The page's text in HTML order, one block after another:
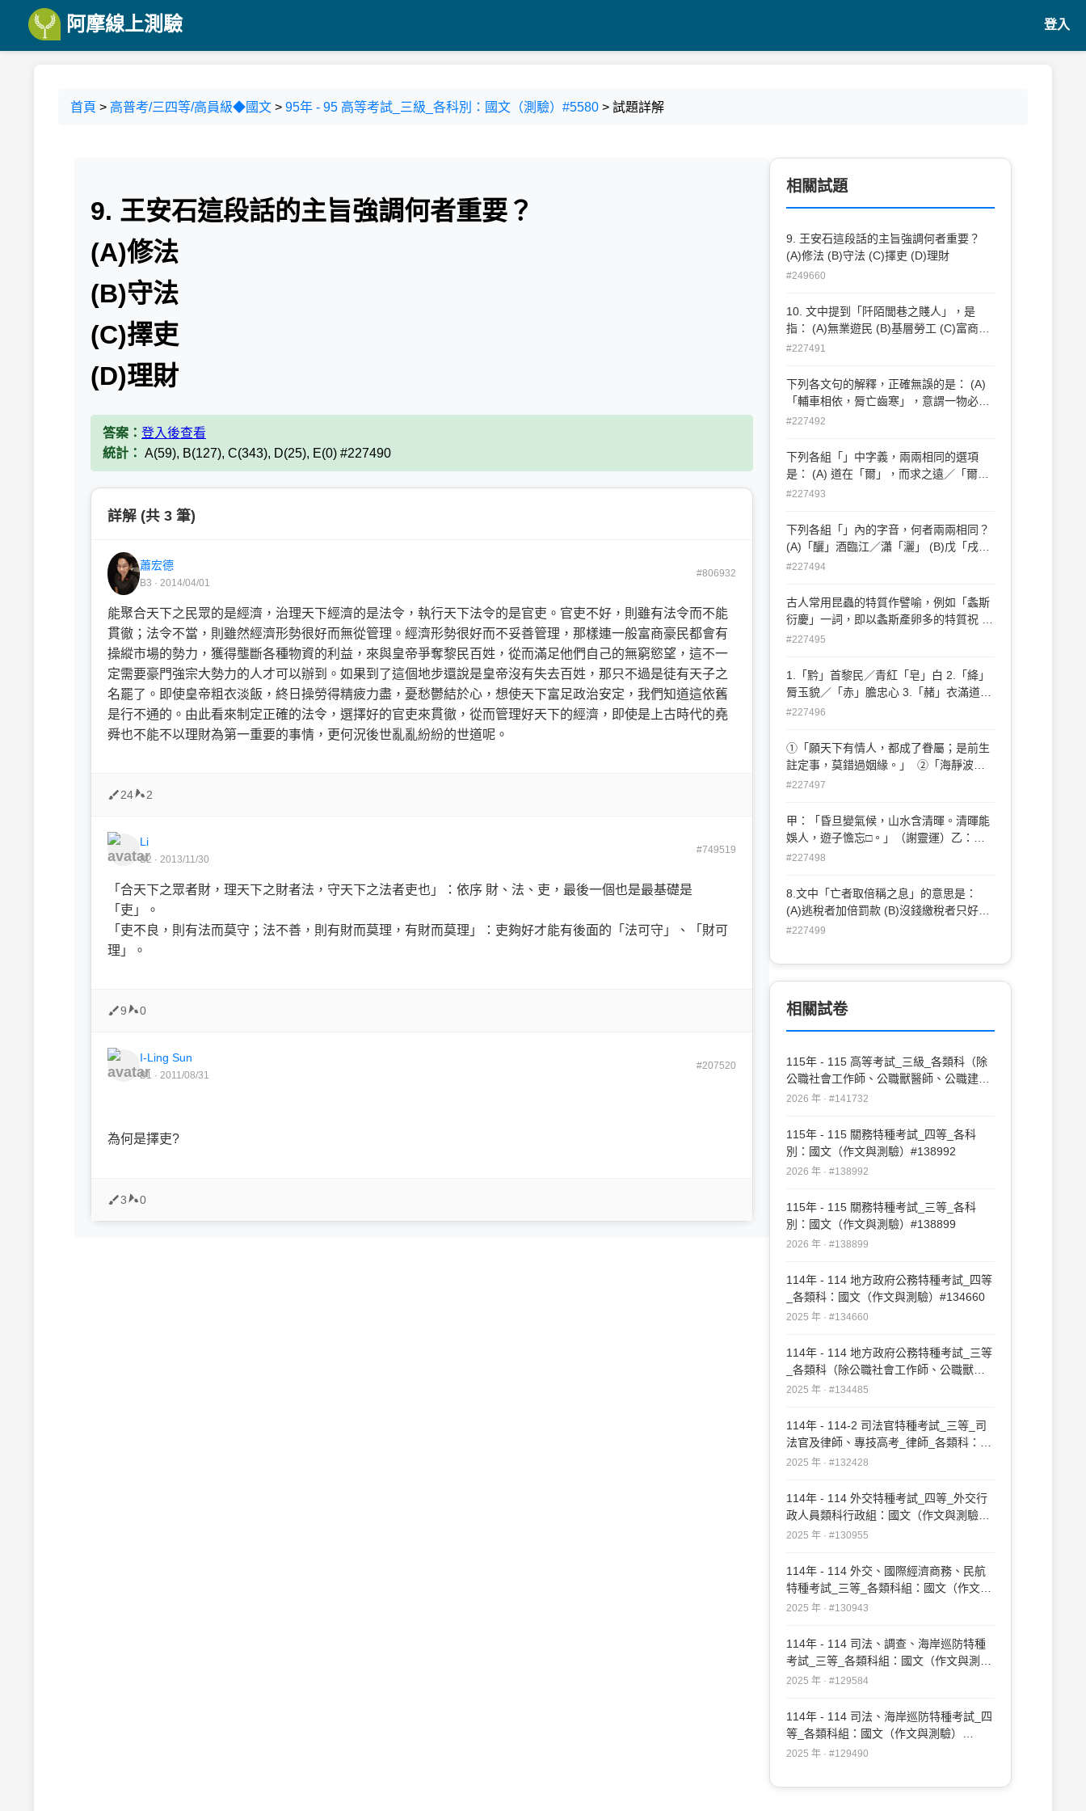
阿摩線上測驗 登入
首頁 > 高普考/三四等/高員級◆國文 > 95年 - 95 高等考試_三級_各科別：國文（測驗）#5580 > 試題詳解
9. 王安石這段話的主旨強調何者重要？
(A)修法
(B)守法
(C)擇吏
(D)理財
答案： 登入後查看
統計： A(59), B(127), C(343), D(25), E(0) #227490
詳解 (共 3 筆)
蕭宏德
B3 · 2014/04/01
#806932
能聚合天下之民眾的是經濟，治理天下經濟的是法令，執行天下法令的是官吏。官吏不好，則雖有法令而不能
貫徹；法令不當，則雖然經濟形勢很好而無從管理。經濟形勢很好而不妥善管理，那樣連一般富商豪民都會有
操縱市場的勢力，獲得壟斷各種物資的利益，來與皇帝爭奪黎民百姓，從而滿足他們自己的無窮慾望，這不一
定需要豪門強宗大勢力的人才可以辦到。如果到了這個地步還說是皇帝沒有失去百姓，那只不過是徒有天子之
名罷了。即使皇帝粗衣淡飯，終日操勞得精疲力盡，憂愁鬱結於心，想使天下富足政治安定，我們知道這依舊
是行不通的。由此看來制定正確的法令，選擇好的官吏來貫徹，從而管理好天下的經濟，即使是上古時代的堯
舜也不能不以理財為第一重要的事情，更何況後世亂亂紛紛的世道呢。
24 2
Li
B2 · 2013/11/30
#749519
「合天下之眾者財，理天下之財者法，守天下之法者吏也」：依序 財、法、吏，最後一個也是最基礎是
「吏」。
「吏不良，則有法而莫守；法不善，則有財而莫理，有財而莫理」：吏夠好才能有後面的「法可守」、「財可
理」。
9 0
I-Ling Sun
B1 · 2011/08/31
#207520
為何是擇吏?
3 0
相關試題
9. 王安石這段話的主旨強調何者重要？
(A)修法 (B)守法 (C)擇吏 (D)理財
#249660
10. 文中提到「阡陌閭巷之賤人」，是
指： (A)無業遊民 (B)基層勞工 (C)富商豪
民 (D)潑皮無賴
#227491
下列各文句的解釋，正確無誤的是： (A)
「輔車相依，脣亡齒寒」，意謂一物必可
剋一物 (B) 「黍稷非馨，明德惟馨」，意
爾類」，意謂大孝者必能養親 (D) 「他人
有心，予忖度之」，意謂能測知他人心意
#227492
下列各組「」中字義，兩兩相同的選項
是： (A) 道在「爾」，而求之遠／「爾」
其無忘乃父之志 (B) 天命之謂性，「率」
縱一葦之所「如」，凌萬頃之茫然／男女
衣著，悉「如」外人 (D) 人之其所親愛而
#227493
下列各組「」內的字音，何者兩兩相同？
(A)「釃」酒臨江／瀟「灑」 (B)戊「戌」
變法／「戍」守 (C)前「仆」後繼／
#227494
古人常用昆蟲的特質作譬喻，例如「螽斯
衍慶」一詞，即以螽斯產卵多的特質祝 福
他人子孫昌盛。下列敘述何者有誤？ (A)
事蜩螗」，就是以蟬鳴聲比喻國事紛擾不
安 (B) 蚍蜉，是指一種大螞蟻，力量微
(D) 蝤蠐是天牛的幼蟲，色白豐美，因此
「領如蝤蠐」是用以形容美女的頸項潔白
#227495
1.「黔」首黎民／青紅「皂」白 2.「絳」
脣玉貌／「赤」膽忠心 3.「赭」衣滿道／
「緇」衣羔裘 4.「紫」氣東來／「丹」楹
地「玄」黃／「白」駒過隙 ___上列各組
詞語「」內的字，所指顏色相同或相近的
#227496
①「願天下有情人，都成了眷屬；是前生
註定事，莫錯過姻緣。」 ②「海靜波
恬， 共仰神光普照；民安物阜，咸沾德被
琵，我欲唱大江東去；春風睡正美，迢遞
珠崖瓊島，更誰憐孤鶴南飛。」 ④「尊
地公／媽祖娘娘／蘇東坡／顏回 (C)月下
老人／媽祖娘娘／蘇東坡／孟子 (D)土地
公／觀音菩薩／關漢卿／子貢
#227497
甲：「昏旦變氣候，山水含清暉。清暉能
娛人，遊子憺忘□。」（謝靈運）乙：
「白日麗飛甍，參差皆可見。餘霞散成
沖塞起，沙礫自飄揚。馬毛縮如蝟，角弓
不可□。」（鮑照）以上詩文，最適合 填
#227498
8.文中「亡者取倍稱之息」的意思是：
(A)逃稅者加倍罰款 (B)沒錢繳稅者只好借
高利貸 (C)稅吏苛暴，死亡者照樣收稅 (D)
#227499
相關試卷
115年 - 115 高等考試_三級_各類科（除
公職社會工作師、公職獸醫師、公職建築
師、公職護理師、公職營養師、公職食品
驗）#141732
2026 年 · #141732
115年 - 115 關務特種考試_四等_各科
別：國文（作文與測驗）#138992
2026 年 · #138992
115年 - 115 關務特種考試_三等_各科
別：國文（作文與測驗）#138899
2026 年 · #138899
114年 - 114 地方政府公務特種考試_四等
_各類科：國文（作文與測驗）#134660
2025 年 · #134660
114年 - 114 地方政府公務特種考試_三等
_各類科（除公職社會工作師、公職獸醫
師、公職建築師外）：國文（作文與測
2025 年 · #134485
114年 - 114-2 司法官特種考試_三等_司
法官及律師、專技高考_律師_各類科：國
文（作文）#132428
2025 年 · #132428
114年 - 114 外交特種考試_四等_外交行
政人員類科行政組：國文（作文與測驗）
#130955
2025 年 · #130955
114年 - 114 外交、國際經濟商務、民航
特種考試_三等_各類科組：國文（作文與
測驗）#130943
2025 年 · #130943
114年 - 114 司法、調查、海岸巡防特種
考試_三等_各類科組：國文（作文與測
驗）#129584
2025 年 · #129584
114年 - 114 司法、海岸巡防特種考試_四
等_各類科組：國文（作文與測驗）
#129490
2025 年 · #129490